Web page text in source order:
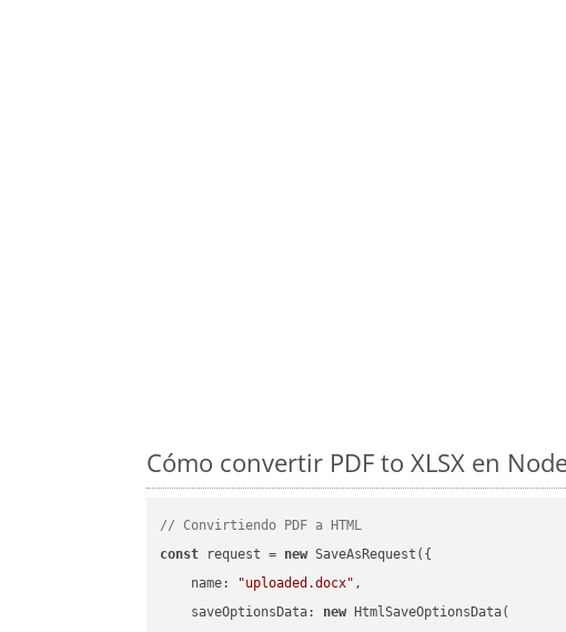
Cómo convertir PDF to XLSX en
// Convirtiendo PDF a HTML
const request = new SaveAsRequest({
name: "uploaded.docx" ,
saveOptionsData: new HtmlSaveOptionsData(